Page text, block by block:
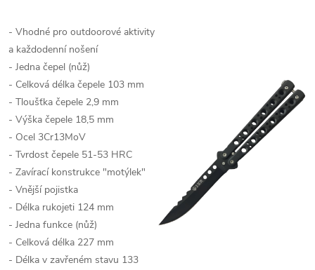
- Vhodné pro outdoorové aktivity
a každodenní nošení
- Jedna čepel (nůž)
- Celková délka čepele 103 mm
- Tloušťka čepele 2,9 mm
- Výška čepele 18,5 mm
- Ocel 3Cr13MoV
- Tvrdost čepele 51-53 HRC
- Zavírací konstrukce "motýlek"
- Vnější pojistka
- Délka rukojeti 124 mm
- Jedna funkce (nůž)
- Celková délka 227 mm
- Délka v zavřeném stavu 133